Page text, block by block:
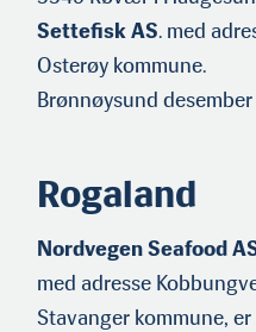
Settefisk AS. med
Osterøy kommune.
Brønnøysund
Rogaland
Nordvegen Seafood
med adresse
Stavanger kommune,